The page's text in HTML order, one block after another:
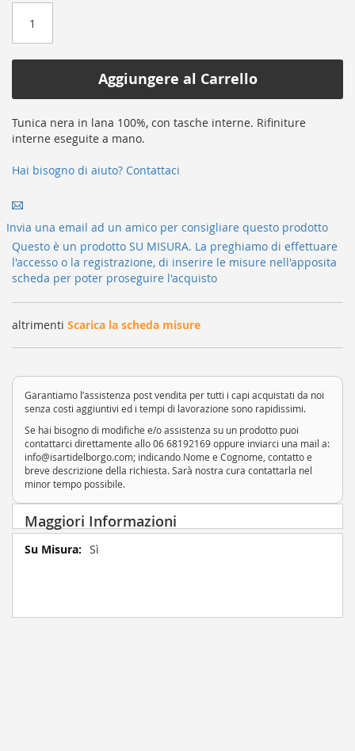
Aggiungere al Carrello
Tunica nera in lana 100%, con tasche interne. Rifiniture
interne eseguite a mano.
Hai bisogno di aiuto? Contattaci
Invia una email ad un amico per consigliare questo prodotto
Questo è un prodotto SU MISURA. La preghiamo di effettuare
l'accesso o la registrazione, di inserire le misure nell'apposita
scheda per poter proseguire l'acquisto
altrimenti Scarica la scheda misure
Garantiamo l’assistenza post vendita per tutti i capi acquistati da noi
senza costi aggiuntivi ed i tempi di lavorazione sono rapidissimi.
Se hai bisogno di modifiche e/o assistenza su un prodotto puoi
contattarci direttamente allo 06 68192169 oppure inviarci una mail a:
info@isartidelborgo.com; indicando Nome e Cognome, contatto e
breve descrizione della richiesta. Sarà nostra cura contattarla nel
minor tempo possibile.
images
gallery
Maggiori Informazioni
Maggiori
Sì